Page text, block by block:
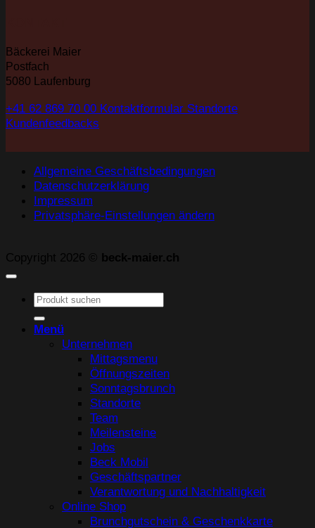
Bäckerei Maier
Postfach
5080 Laufenburg
+41 62 869 70 00 Kontaktformular Standorte
Kundenfeedbacks
Allgemeine Geschäftsbedingungen
Datenschutzerklärung
Impressum
Privatsphäre-Einstellungen ändern
Copyright 2026 © beck-maier.ch
Suchen
nach:
Menü
Unternehmen
Mittagsmenu
Öffnungszeiten
Sonntagsbrunch
Standorte
Team
Meilensteine
Jobs
Beck Mobil
Geschäftspartner
Verantwortung und Nachhaltigkeit
Online Shop
Brunchgutschein & Geschenkkarte